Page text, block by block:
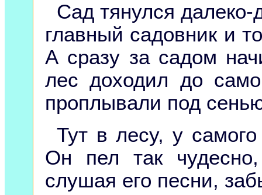
Сад тянулся далеко-
главный садовник и
А сразу за садом
лес доходил до
проплывали под
Тут в лесу, у
Он пел так
слушая его песни,